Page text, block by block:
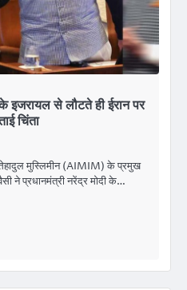
से लौटते ही ईरान पर
चिंता
मुस्लिमीन (AIMIM) के प्रमुख
ने प्रधानमंत्री नरेंद्र मोदी के…